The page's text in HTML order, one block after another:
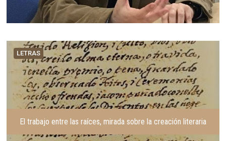
LETRAS
El trabajo entre las raíces, mirada sobre la creación literaria